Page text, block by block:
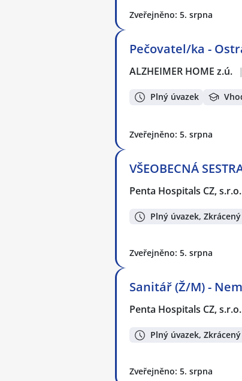
Zveřejněno: 5. srpna
Pečovatel/ka -
ALZHEIMER HOME z.ú. |
Plný úvazek
Zveřejněno: 5. srpna
VŠEOBECNÁ
Penta Hospitals CZ, s.r.o.
Plný úvazek,
Zveřejněno: 5. srpna
Sanitář (Ž/M) -
Penta Hospitals CZ, s.r.o.
Plný úvazek,
Zveřejněno: 5. srpna